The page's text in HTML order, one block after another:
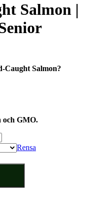
Salmon |
Caught Salmon?
och GMO.
Rensa